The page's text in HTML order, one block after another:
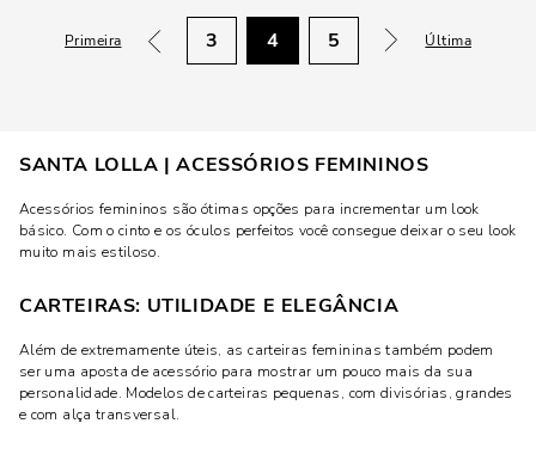
Primeira 3 4 5 Última
SANTA LOLLA | ACESSÓRIOS FEMININOS
Acessórios femininos são ótimas opções para incrementar um look
básico. Com o cinto e os óculos perfeitos você consegue deixar o seu look
muito mais estiloso.
CARTEIRAS: UTILIDADE E ELEGÂNCIA
Além de extremamente úteis, as carteiras femininas também podem
ser uma aposta de acessório para mostrar um pouco mais da sua
personalidade. Modelos de carteiras pequenas, com divisórias, grandes
e com alça transversal.